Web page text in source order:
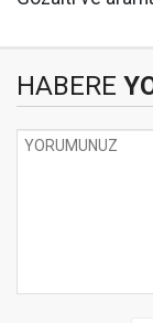
HABERE